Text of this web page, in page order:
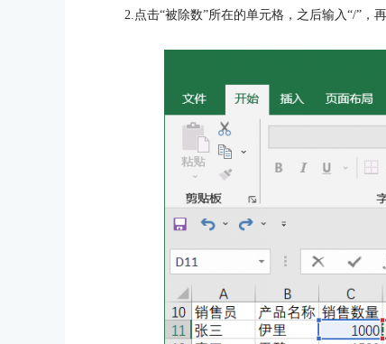
2.点击“被除数”所在的单元格，之后输入“/”，